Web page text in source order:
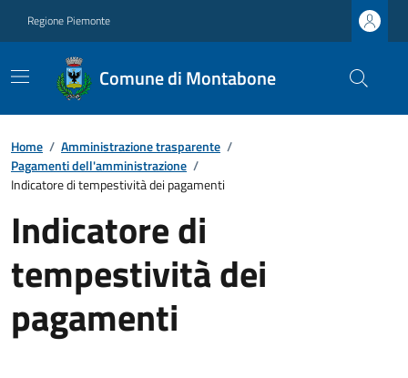
Regione Piemonte
Comune di Montabone
Home / Amministrazione trasparente /
Pagamenti dell'amministrazione /
Indicatore di tempestività dei pagamenti
Indicatore di
tempestività dei
pagamenti